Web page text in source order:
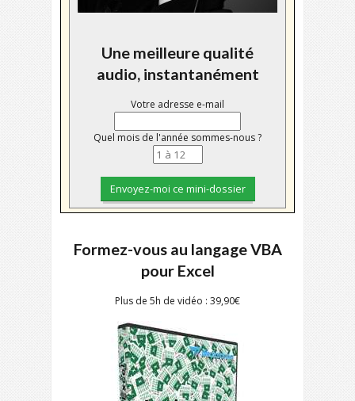
Une meilleure qualité
audio, instantanément
Votre adresse e-mail
Quel mois de l'année sommes-nous ?
Formez-vous au langage VBA
pour Excel
Plus de 5h de vidéo : 39,90€